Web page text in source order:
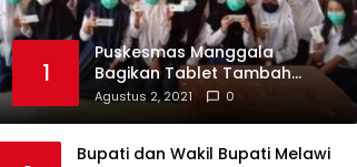
1
Puskesmas Manggala
Bagikan Tablet Tambah
Darah di Beberapa Sekolah
Agustus 2, 2021 0
Bupati dan Wakil Bupati Melawi